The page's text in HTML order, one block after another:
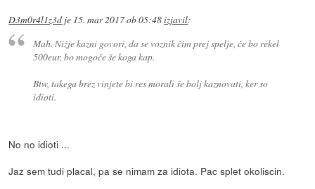
D3m0r4l1z3d je 15. mar 2017 ob 05:48izjavil:
Mah. Nižje kazni govori, da se voznik čim prej spelje, če bo rekel
500eur, bo mogoče še koga kap.
Btw, takega brez vinjete bi res morali še bolj kaznovati, ker so
idioti.
No no idioti ...
Jaz sem tudi placal, pa se nimam za idiota. Pac splet okoliscin.